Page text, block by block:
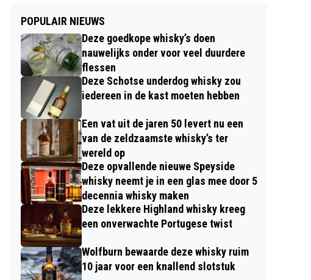
POPULAIR NIEUWS
Deze goedkope whisky’s doen
nauwelijks onder voor veel duurdere
flessen
Deze Schotse underdog whisky zou
iedereen in de kast moeten hebben
Een vat uit de jaren 50 levert nu een
van de zeldzaamste whisky’s ter
wereld op
Deze opvallende nieuwe Speyside
whisky neemt je in een glas mee door 5
decennia whisky maken
Deze lekkere Highland whisky kreeg
een onverwachte Portugese twist
Wolfburn bewaarde deze whisky ruim
10 jaar voor een knallend slotstuk